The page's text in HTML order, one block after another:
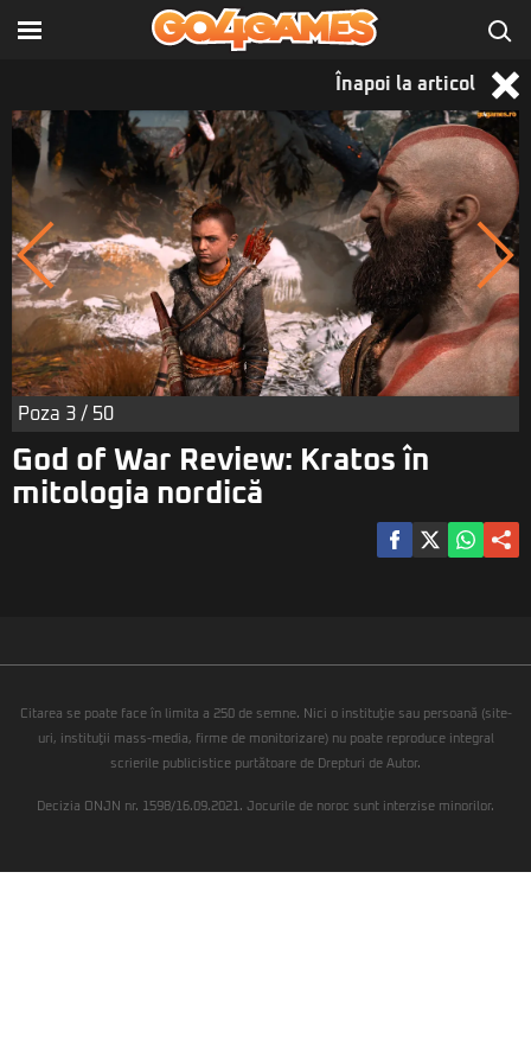
Înapoi la articol
Poza 3 / 50
God of War Review: Kratos în
mitologia nordică
Citarea se poate face în limita a 250 de semne. Nici o instituţie sau persoană (site-
uri, instituţii mass-media, firme de monitorizare) nu poate reproduce integral
scrierile publicistice purtătoare de Drepturi de Autor.
Decizia ONJN nr. 1598/16.09.2021. Jocurile de noroc sunt interzise minorilor.